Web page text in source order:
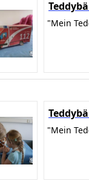
"Mein
"Mein